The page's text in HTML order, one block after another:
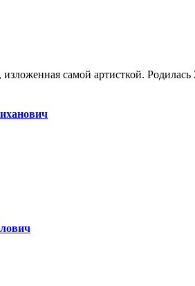
самой артисткой.